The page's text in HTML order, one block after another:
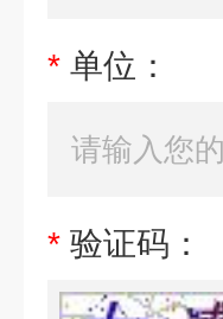
* 单位：
* 验证码：